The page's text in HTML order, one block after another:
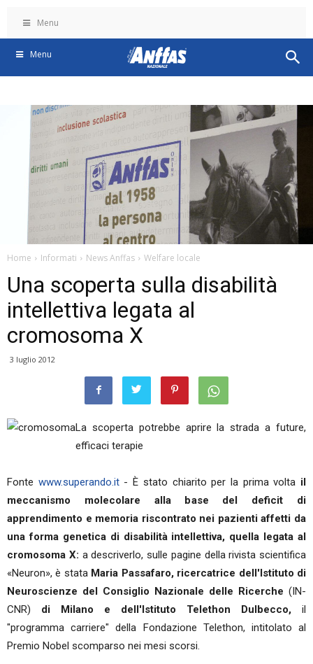
Menu
Menu
Home Informati News Anffas Welfare locale
Una scoperta sulla disabilità
intellettiva legata al
cromosoma X
3 luglio 2012
La scoperta potrebbe aprire la strada a future,
efficaci terapie
Fonte www.superando.it- È stato chiarito per la prima volta il
meccanismo molecolare alla base del deficit di
apprendimento e memoria riscontrato nei pazienti affetti da
una forma genetica di disabilità intellettiva, quella legata al
cromosoma X: a descriverlo, sulle pagine della rivista scientifica
«Neuron», è stata Maria Passafaro, ricercatrice dell'Istituto di
Neuroscienze del Consiglio Nazionale delle Ricerche (IN-
CNR) di Milano e dell'Istituto Telethon Dulbecco, il
"programma carriere" della Fondazione Telethon, intitolato al
Premio Nobel scomparso nei mesi scorsi.